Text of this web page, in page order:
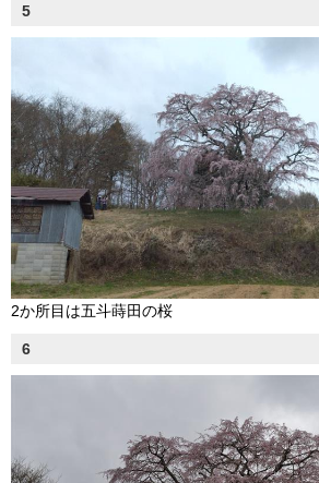
5
2か所目は五斗蒔田の桜
6